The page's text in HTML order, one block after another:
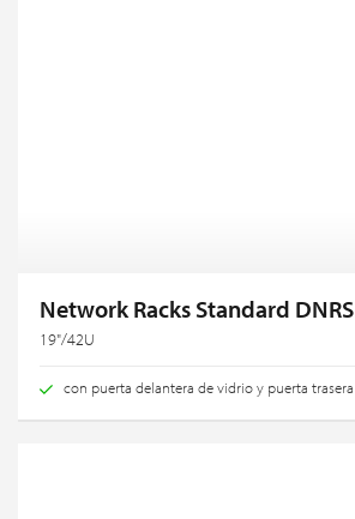
Network Racks Standard DNRS
19"/42U
con puerta delantera de vidrio y puerta trasera